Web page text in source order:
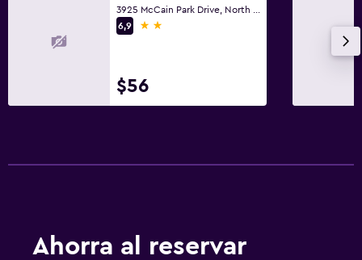
6,9
2 estrellas
$56
Ahorra al reservar